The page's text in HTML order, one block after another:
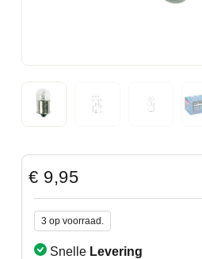
€ 9,95
3 op voorraad.
Snelle Levering